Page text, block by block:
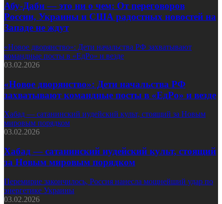
Абу-Даби — это ни о чем: От переговоров
России, Украины и США радостных новостей на
Западе не ждут
«Новое дворянство»: Дети начальства РФ захватывают
командные посты в «ЕдРо» и везде
03.02.2026
«Новое дворянство»: Дети начальства РФ
захватывают командные посты в «ЕдРо» и везде
Хабад — сатанинский иудейский культ, стоящий за Новым
мировым порядком
03.02.2026
Хабад — сатанинский иудейский культ, стоящий
за Новым мировым порядком
Перемирие закончилось, Россия нанесла мощнейший удар по
энергетике Украины
03.02.2026